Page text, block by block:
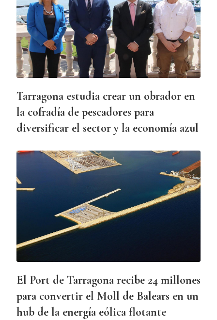
Tarragona estudia crear un obrador en
la cofradía de pescadores para
diversificar el sector y la economía azul
El Port de Tarragona recibe 24 millones
para convertir el Moll de Balears en un
hub de la energía eólica flotante